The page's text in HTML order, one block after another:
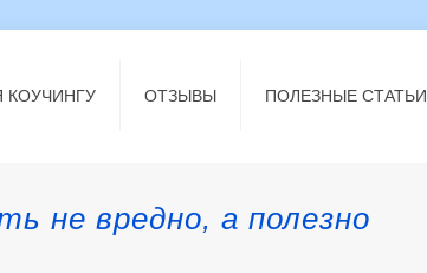
КОУЧИНГУ ОТЗЫВЫ ПОЛЕЗНЫЕ СТАТЬИ
не вредно, а полезно